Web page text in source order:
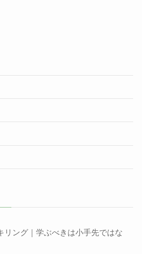
リング｜学ぶべきは小手先ではな